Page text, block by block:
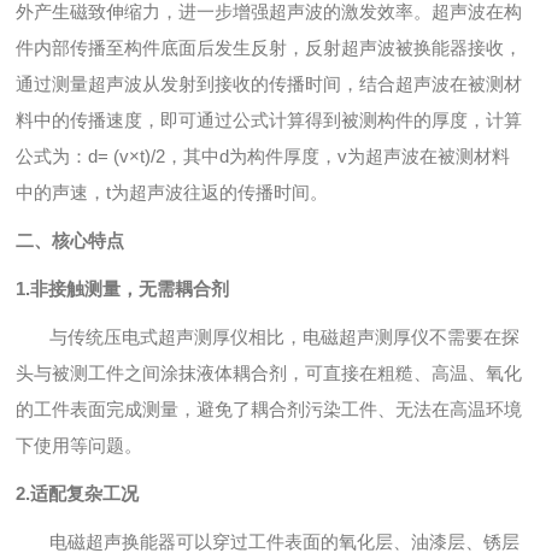
外产生磁致伸缩力，进一步增强超声波的激发效率。超声波在构
件内部传播至构件底面后发生反射，反射超声波被换能器接收，
通过测量超声波从发射到接收的传播时间，结合超声波在被测材
料中的传播速度，即可通过公式计算得到被测构件的厚度，计算
公式为：d= (v×t)/2，其中d为构件厚度，v为超声波在被测材料
中的声速，t为超声波往返的传播时间。
二、核心特点
1.非接触测量，无需耦合剂
与传统压电式超声测厚仪相比，电磁超声测厚仪不需要在探
头与被测工件之间涂抹液体耦合剂，可直接在粗糙、高温、氧化
的工件表面完成测量，避免了耦合剂污染工件、无法在高温环境
下使用等问题。
2.适配复杂工况
电磁超声换能器可以穿过工件表面的氧化层、油漆层、锈层